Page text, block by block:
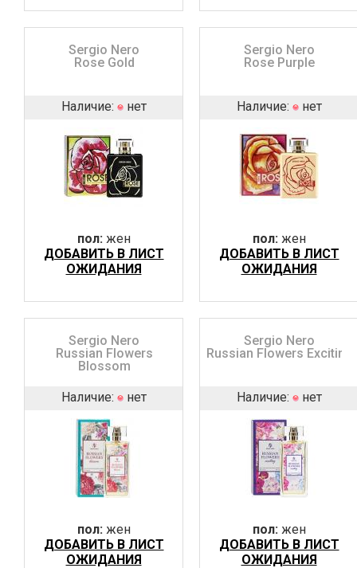
Sergio Nero
Rose Gold
Наличие: нет
пол: жен
ДОБАВИТЬ В ЛИСТ
ОЖИДАНИЯ
Sergio Nero
Rose Purple
Наличие: нет
пол: жен
ДОБАВИТЬ В ЛИСТ
ОЖИДАНИЯ
Sergio Nero
Russian Flowers
Blossom
Наличие: нет
пол: жен
ДОБАВИТЬ В ЛИСТ
ОЖИДАНИЯ
Sergio Nero
Russian Flowers Exciting
Наличие: нет
пол: жен
ДОБАВИТЬ В ЛИСТ
ОЖИДАНИЯ